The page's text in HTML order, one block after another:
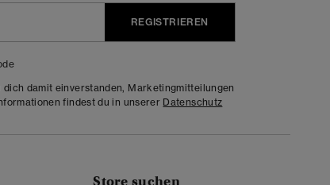
REGISTRIEREN
damit einverstanden, Marketingmitteilungen
findest du in unserer Datenschutz